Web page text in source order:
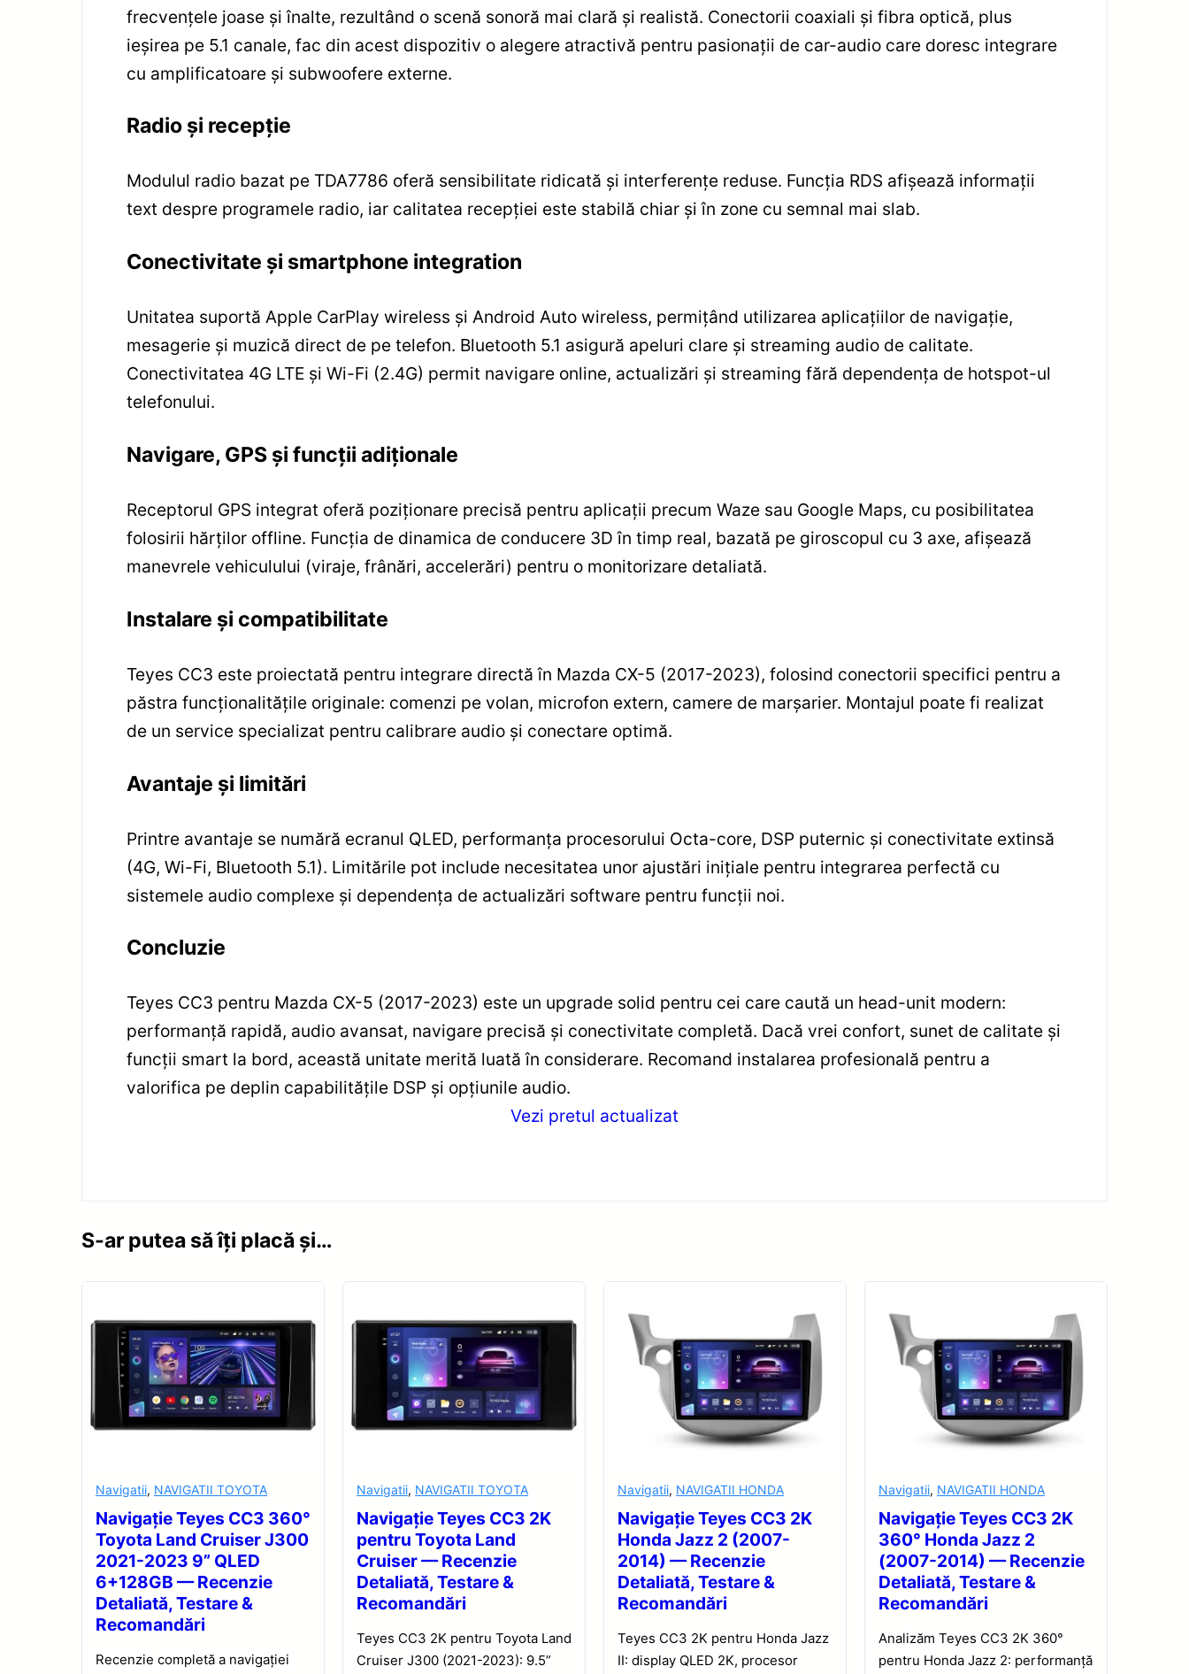
frecvențele joase și înalte, rezultând o scenă sonoră mai clară și realistă. Conectorii coaxiali și fibra optică, plus
ieșirea pe 5.1 canale, fac din acest dispozitiv o alegere atractivă pentru pasionații de car-audio care doresc integrare
cu amplificatoare și subwoofere externe.
Radio și recepție
Modulul radio bazat pe TDA7786 oferă sensibilitate ridicată și interferențe reduse. Funcția RDS afișează informații
text despre programele radio, iar calitatea recepției este stabilă chiar și în zone cu semnal mai slab.
Conectivitate și smartphone integration
Unitatea suportă Apple CarPlay wireless și Android Auto wireless, permițând utilizarea aplicațiilor de navigație,
mesagerie și muzică direct de pe telefon. Bluetooth 5.1 asigură apeluri clare și streaming audio de calitate.
Conectivitatea 4G LTE și Wi-Fi (2.4G) permit navigare online, actualizări și streaming fără dependența de hotspot-ul
telefonului.
Navigare, GPS și funcții adiționale
Receptorul GPS integrat oferă poziționare precisă pentru aplicații precum Waze sau Google Maps, cu posibilitatea
folosirii hărților offline. Funcția de dinamica de conducere 3D în timp real, bazată pe giroscopul cu 3 axe, afișează
manevrele vehiculului (viraje, frânări, accelerări) pentru o monitorizare detaliată.
Instalare și compatibilitate
Teyes CC3 este proiectată pentru integrare directă în Mazda CX-5 (2017-2023), folosind conectorii specifici pentru a
păstra funcționalitățile originale: comenzi pe volan, microfon extern, camere de marșarier. Montajul poate fi realizat
de un service specializat pentru calibrare audio și conectare optimă.
Avantaje și limitări
Printre avantaje se numără ecranul QLED, performanța procesorului Octa-core, DSP puternic și conectivitate extinsă
(4G, Wi-Fi, Bluetooth 5.1). Limitările pot include necesitatea unor ajustări inițiale pentru integrarea perfectă cu
sistemele audio complexe și dependența de actualizări software pentru funcții noi.
Concluzie
Teyes CC3 pentru Mazda CX-5 (2017-2023) este un upgrade solid pentru cei care caută un head-unit modern:
performanță rapidă, audio avansat, navigare precisă și conectivitate completă. Dacă vrei confort, sunet de calitate și
funcții smart la bord, această unitate merită luată în considerare. Recomand instalarea profesională pentru a
valorifica pe deplin capabilitățile DSP și opțiunile audio.
Vezi pretul actualizat
S-ar putea să îți placă și…
Navigatii, NAVIGATII TOYOTA
Navigație Teyes CC3 360°
Toyota Land Cruiser J300
2021-2023 9” QLED
6+128GB — Recenzie
Detaliată, Testare &
Recomandări
Recenzie completă a navigației
Navigatii, NAVIGATII TOYOTA
Navigație Teyes CC3 2K
pentru Toyota Land
Cruiser — Recenzie
Detaliată, Testare &
Recomandări
Teyes CC3 2K pentru Toyota Land
Cruiser J300 (2021-2023): 9.5”
Navigatii, NAVIGATII HONDA
Navigație Teyes CC3 2K
Honda Jazz 2 (2007-
2014) — Recenzie
Detaliată, Testare &
Recomandări
Teyes CC3 2K pentru Honda Jazz
II: display QLED 2K, procesor
Navigatii, NAVIGATII HONDA
Navigație Teyes CC3 2K
360° Honda Jazz 2
(2007-2014) — Recenzie
Detaliată, Testare &
Recomandări
Analizăm Teyes CC3 2K 360°
pentru Honda Jazz 2: performanță